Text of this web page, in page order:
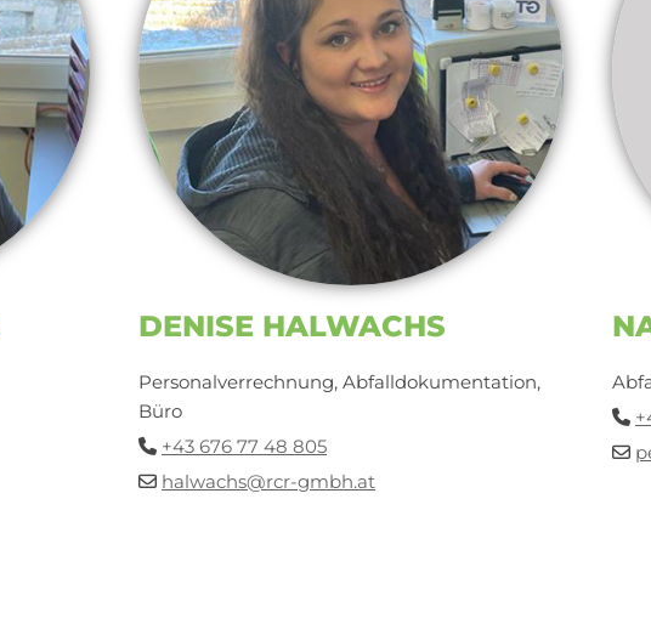
DENISE HALWACHS
Personalverrechnung, Abfalldokumentation,
Büro
 +43 676 77 48 805
 halwachs@rcr-gmbh.at

